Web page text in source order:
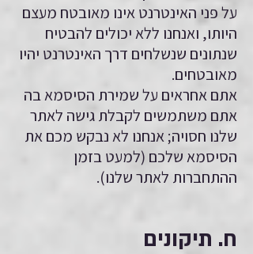
על פני האינטרנט אינו מאובטח מעצם
היותו, ואנחנו ללא יכולים להבטיח
שנתונים שנשלחים דרך האינטרנט יהיו
מאובטחים.
אתם אחראים על שמירת הסיסמא בה
אתם משתמשים לקבלת גישה לאתר
שלנו חסויה; אנחנו לא נבקש מכם את
הסיסמא שלכם (למעט בזמן
ההתחברות לאתר שלנו).
ח. תיקונים